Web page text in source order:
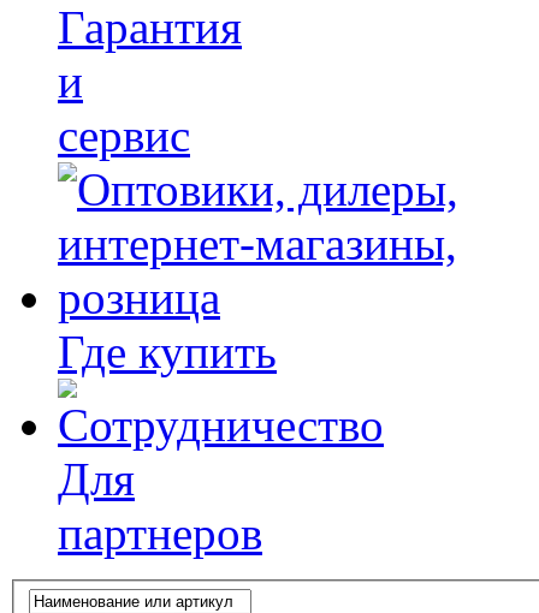
Гарантия
и
сервис
Где купить
Для
партнеров